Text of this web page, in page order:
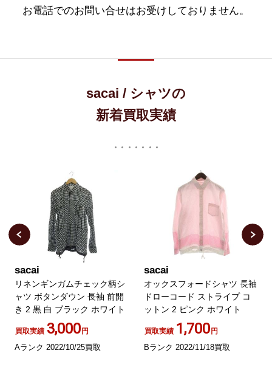
お電話でのお問い合せはお受けしておりません。
sacai / シャツの
新着買取実績
sacai
リネンギンガムチェック柄シ
ャツ ボタンダウン 長袖 前開
き 2 黒 白 ブラック ホワイト
買取実績 3,000円
Aランク 2022/10/25買取
sacai
オックスフォードシャツ 長袖
ドローコード ストライプ コ
ットン 2 ピンク ホワイト
買取実績 1,700円
Bランク 2022/11/18買取